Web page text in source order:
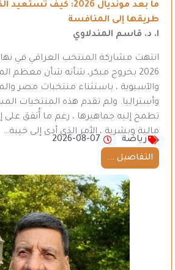
ما بعد مونديال 2026: كيف
طريقها إلى المنافسة
ا. د. قاسم المندلاوي
انتهت مشاركة المنتخب العراقي في
2026 بخروج مبكر، شأنه شأن معظم
والآسيوية ، باستثناء منتخبات مصر
وأستراليا. ولم تقدم هذه المنتخبات
تطمح إليه جماهيرها ، رغم ما أُنفق على
مالية وبشرية ، الأمر الذي أدى إلى خيبة…
رياضة
2026-08-07
التفاصيل ...